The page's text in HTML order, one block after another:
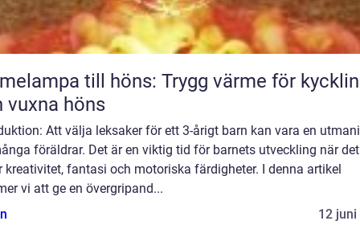
till höns: Trygg värme för
vuxna höns
Att välja leksaker för ett 3-årigt barn kan vara en
föräldrar. Det är en viktig tid för barnets utveckling när det
kreativitet, fantasi och motoriska färdigheter. I denna artikel
vi att ge en övergripand...
12 juni